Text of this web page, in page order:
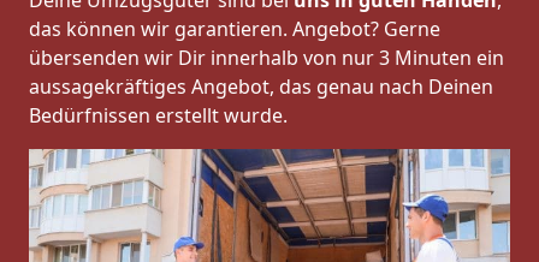
das können wir garantieren. Angebot? Gerne
übersenden wir Dir innerhalb von nur 3 Minuten ein
aussagekräftiges Angebot, das genau nach Deinen
Bedürfnissen erstellt wurde.